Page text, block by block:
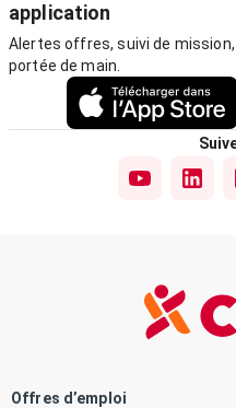
application
Alertes offres, suivi de
portée de main.
Offres d’emploi